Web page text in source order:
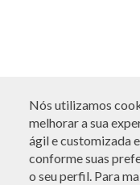
Nós utilizamos
melhorar a sua
ágil e customizada
conforme suas
o seu perfil. Para